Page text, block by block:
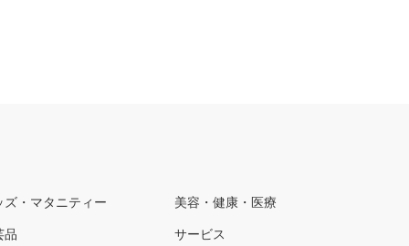
ズ・マタニティー 美容・健康・医療
品 サービス